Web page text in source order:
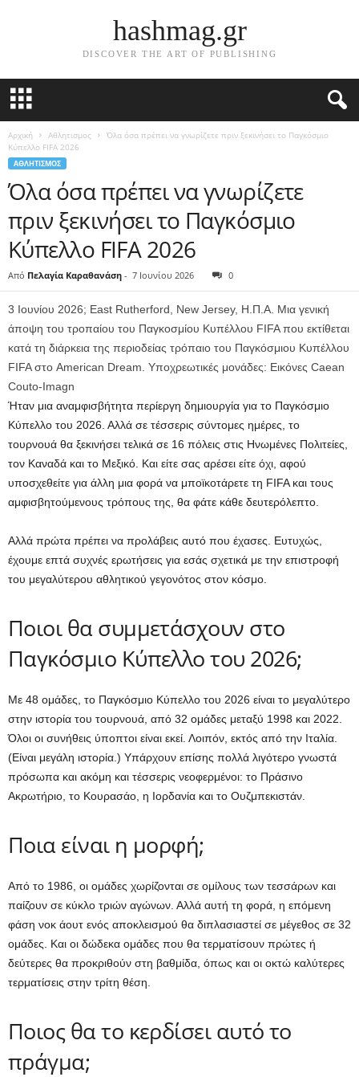
hashmag.gr
DISCOVER THE ART OF PUBLISHING
Αρχική Αθλητισμος
Όλα όσα πρέπει να γνωρίζετε πριν ξεκινήσει το Παγκόσμιο
Κύπελλο FIFA 2026
ΑΘΛΗΤΙΣΜΟΣ
Όλα όσα πρέπει να γνωρίζετε
πριν ξεκινήσει το Παγκόσμιο
Κύπελλο FIFA 2026
Από Πελαγία Καραθανάση - 7 Ιουνίου 2026 0
3 Ιουνίου 2026; East Rutherford, New Jersey, Η.Π.Α. Μια γενική
άποψη του τροπαίου του Παγκοσμίου Κυπέλλου FIFA που εκτίθεται
κατά τη διάρκεια της περιοδείας τρόπαιο του Παγκόσμιου Κυπέλλου
FIFA στο American Dream. Υποχρεωτικές μονάδες: Εικόνες Caean
Couto-Imagn
Ήταν μια αναμφισβήτητα περίεργη δημιουργία για το Παγκόσμιο
Κύπελλο του 2026. Αλλά σε τέσσερις σύντομες ημέρες, το
τουρνουά θα ξεκινήσει τελικά σε 16 πόλεις στις Ηνωμένες Πολιτείες,
τον Καναδά και το Μεξικό. Και είτε σας αρέσει είτε όχι, αφού
υποσχεθείτε για άλλη μια φορά να μποϊκοτάρετε τη FIFA και τους
αμφισβητούμενους τρόπους της, θα φάτε κάθε δευτερόλεπτο.
Αλλά πρώτα πρέπει να προλάβεις αυτό που έχασες. Ευτυχώς,
έχουμε επτά συχνές ερωτήσεις για εσάς σχετικά με την επιστροφή
του μεγαλύτερου αθλητικού γεγονότος στον κόσμο.
Ποιοι θα συμμετάσχουν στο
Παγκόσμιο Κύπελλο του 2026;
Με 48 ομάδες, το Παγκόσμιο Κύπελλο του 2026 είναι το μεγαλύτερο
στην ιστορία του τουρνουά, από 32 ομάδες μεταξύ 1998 και 2022.
Όλοι οι συνήθεις ύποπτοι είναι εκεί. Λοιπόν, εκτός από την Ιταλία.
(Είναι μεγάλη ιστορία.) Υπάρχουν επίσης πολλά λιγότερο γνωστά
πρόσωπα και ακόμη και τέσσερις νεοφερμένοι: το Πράσινο
Ακρωτήριο, το Κουρασάο, η Ιορδανία και το Ουζμπεκιστάν.
Ποια είναι η μορφή;
Από το 1986, οι ομάδες χωρίζονται σε ομίλους των τεσσάρων και
παίζουν σε κύκλο τριών αγώνων. Αλλά αυτή τη φορά, η επόμενη
φάση νοκ άουτ ενός αποκλεισμού θα διπλασιαστεί σε μέγεθος σε 32
ομάδες. Και οι δώδεκα ομάδες που θα τερματίσουν πρώτες ή
δεύτερες θα προκριθούν στη βαθμίδα, όπως και οι οκτώ καλύτερες
τερματίσεις στην τρίτη θέση.
Ποιος θα το κερδίσει αυτό το
πράγμα;